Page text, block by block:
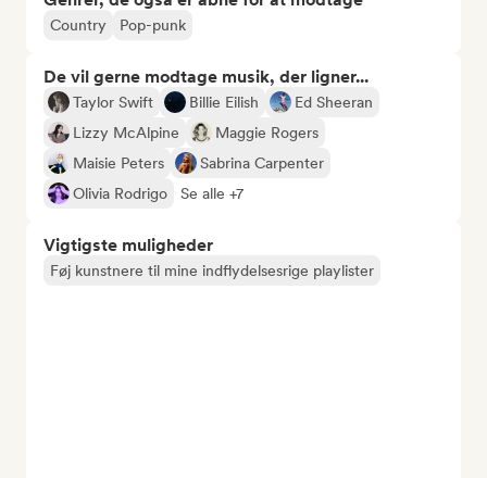
Country Pop-punk
De vil gerne modtage musik, der ligner...
Taylor Swift Billie Eilish
Ed Sheeran
Lizzy McAlpine
Maggie Rogers
Maisie Peters
Sabrina Carpenter
Olivia Rodrigo
Se alle +7
Vigtigste muligheder
Føj kunstnere til mine indflydelsesrige playlister